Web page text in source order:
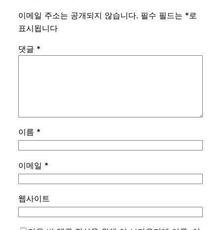
이메일 주소는 공개되지 않습니다. 필수 필드는 *로
표시됩니다
댓글 *
이름 *
이메일 *
웹사이트